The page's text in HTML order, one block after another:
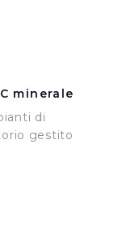
minerale
di
gestito